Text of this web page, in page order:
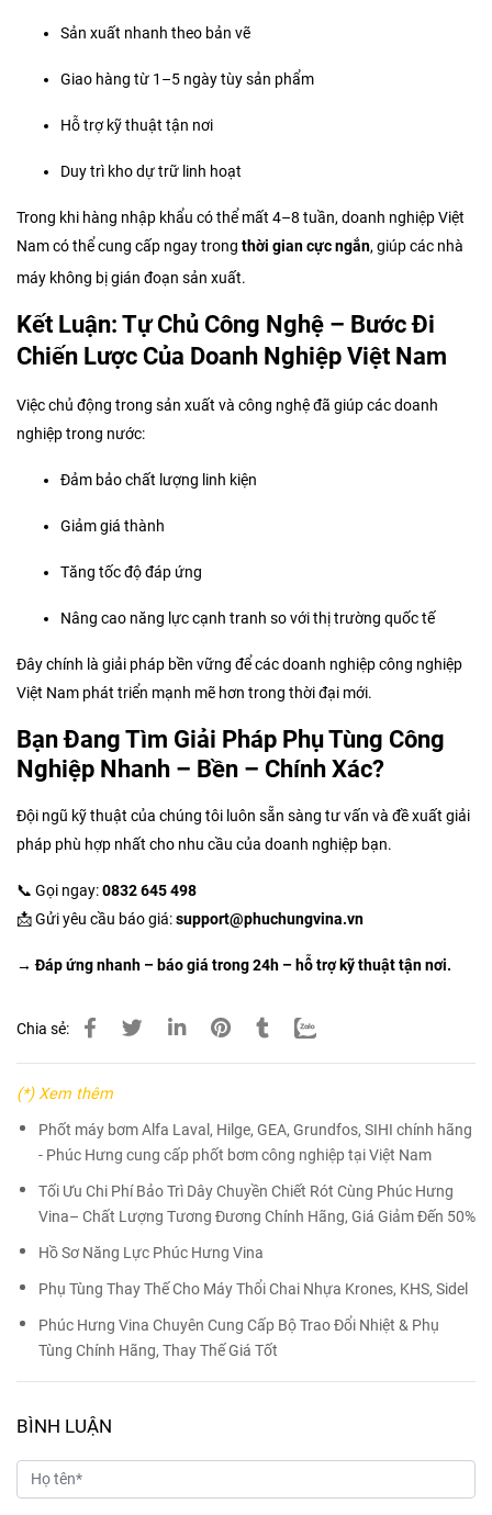
Sản xuất nhanh theo bản vẽ
Giao hàng từ 1–5 ngày tùy sản phẩm
Hỗ trợ kỹ thuật tận nơi
Duy trì kho dự trữ linh hoạt
Trong khi hàng nhập khẩu có thể mất 4–8 tuần, doanh nghiệp Việt
Nam có thể cung cấp ngay trong thời gian cực ngắn, giúp các nhà
máy không bị gián đoạn sản xuất.
Kết Luận: Tự Chủ Công Nghệ – Bước Đi
Chiến Lược Của Doanh Nghiệp Việt Nam
Việc chủ động trong sản xuất và công nghệ đã giúp các doanh
nghiệp trong nước:
Đảm bảo chất lượng linh kiện
Giảm giá thành
Tăng tốc độ đáp ứng
Nâng cao năng lực cạnh tranh so với thị trường quốc tế
Đây chính là giải pháp bền vững để các doanh nghiệp công nghiệp
Việt Nam phát triển mạnh mẽ hơn trong thời đại mới.
Bạn Đang Tìm Giải Pháp Phụ Tùng Công
Nghiệp Nhanh – Bền – Chính Xác?
Đội ngũ kỹ thuật của chúng tôi luôn sẵn sàng tư vấn và đề xuất giải
pháp phù hợp nhất cho nhu cầu của doanh nghiệp bạn.
📞 Gọi ngay:0832 645 498
📩 Gửi yêu cầu báo giá:support@phuchungvina.vn
→ Đáp ứng nhanh – báo giá trong 24h – hỗ trợ kỹ thuật tận nơi.
Chia sẻ:
(*) Xem thêm
Phốt máy bơm Alfa Laval, Hilge, GEA, Grundfos, SIHI chính hãng
- Phúc Hưng cung cấp phốt bơm công nghiệp tại Việt Nam
Tối Ưu Chi Phí Bảo Trì Dây Chuyền Chiết Rót Cùng Phúc Hưng
Vina– Chất Lượng Tương Đương Chính Hãng, Giá Giảm Đến 50%
Hồ Sơ Năng Lực Phúc Hưng Vina
Phụ Tùng Thay Thế Cho Máy Thổi Chai Nhựa Krones, KHS, Sidel
Phúc Hưng Vina Chuyên Cung Cấp Bộ Trao Đổi Nhiệt & Phụ
Tùng Chính Hãng, Thay Thế Giá Tốt
BÌNH LUẬN